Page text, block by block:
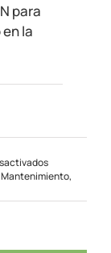
para
la
en
en
Mantenimiento,